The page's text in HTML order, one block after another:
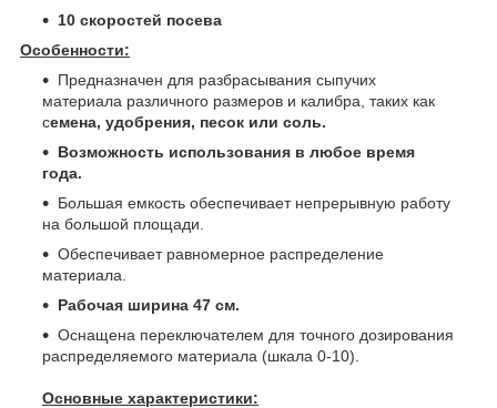
10 скоростей посева
Особенности:
Предназначен для разбрасывания сыпучих
материала различного размеров и калибра, таких как
семена, удобрения, песок или соль.
Возможность использования в любое время
года.
Большая емкость обеспечивает непрерывную работу
на большой площади.
Обеспечивает равномерное распределение
материала.
Рабочая ширина 47 см.
Оснащена переключателем для точного дозирования
распределяемого материала (шкала 0-10).
Основные характеристики: